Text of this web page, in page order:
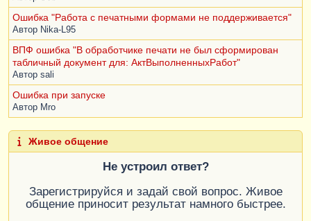
Ошибка "Работа с печатными формами не поддерживается"
Автор Nika-L95
ВПФ ошибка "В обработчике печати не был сформирован
табличный документ для: АктВыполненныхРабот"
Автор sali
Ошибка при запуске
Автор Mro
Живое общение
Не устроил ответ?
Зарегистрируйся и задай свой вопрос. Живое
общение приносит результат намного быстрее.